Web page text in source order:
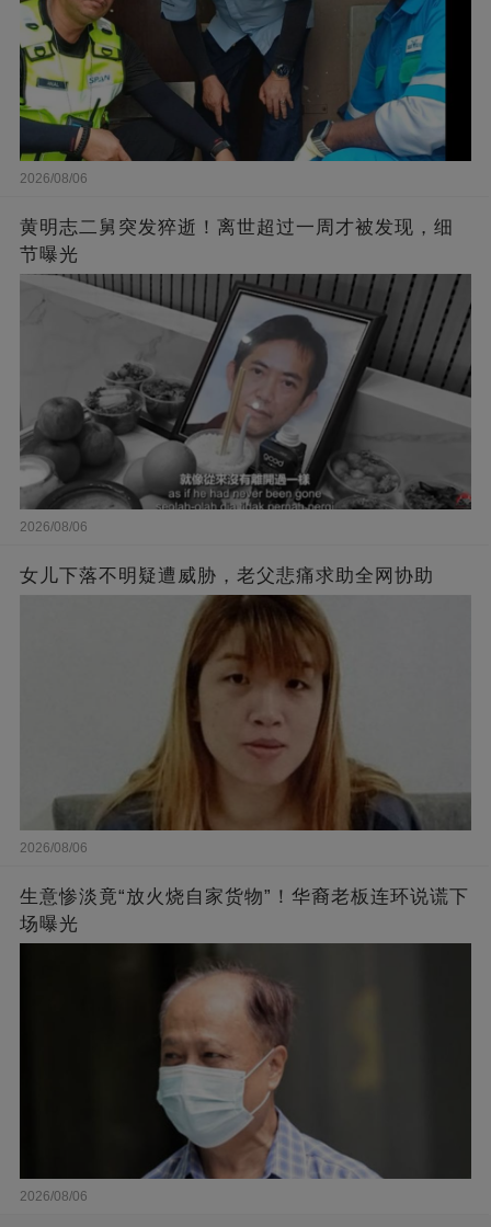
2026/08/06
黄明志二舅突发猝逝！离世超过一周才被发现，细
节曝光
2026/08/06
女儿下落不明疑遭威胁，老父悲痛求助全网协助
2026/08/06
生意惨淡竟“放火烧自家货物”！华裔老板连环说谎下
场曝光
2026/08/06